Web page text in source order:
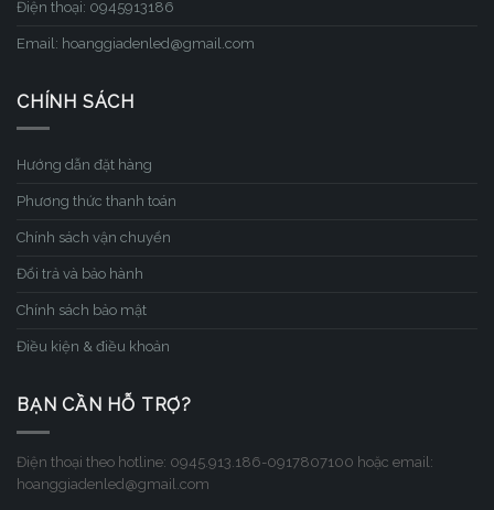
Điện thoại: 0945913186
Email: hoanggiadenled@gmail.com
CHÍNH SÁCH
Hướng dẫn đặt hàng
Phương thức thanh toán
Chính sách vận chuyển
Đổi trả và bảo hành
Chính sách bảo mật
Điều kiện & điều khoản
BẠN CẦN HỖ TRỢ?
Điện thoại theo hotline: 0945.913.186-0917807100 hoặc email:
hoanggiadenled@gmail.com